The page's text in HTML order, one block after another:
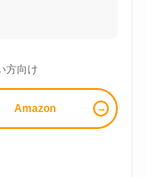
方向け
Amazon